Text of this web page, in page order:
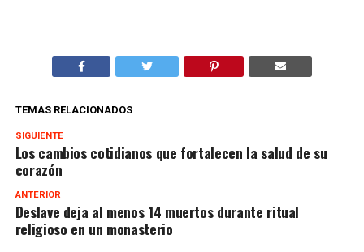
TEMAS RELACIONADOS
SIGUIENTE
Los cambios cotidianos que fortalecen la salud de su
corazón
ANTERIOR
Deslave deja al menos 14 muertos durante ritual
religioso en un monasterio